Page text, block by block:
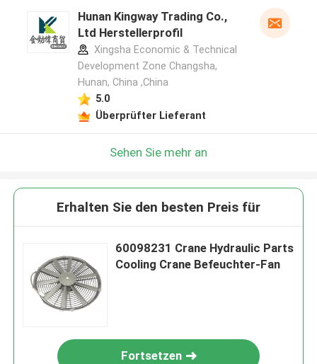
Hunan Kingway Trading Co.,
Ltd Herstellerprofil
Xingsha Economic & Technical
Development Zone Changsha,
Hunan, China ,China
5.0
Überprüfter Lieferant
Sehen Sie mehr an
Erhalten Sie den besten Preis für
60098231 Crane Hydraulic Parts
Cooling Crane Befeuchter-Fan
Fortsetzen